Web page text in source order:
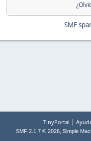
SMF
TinyPortal |
SMF 2.1.7 © 2026, Simple